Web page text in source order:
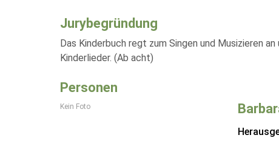
Jurybegründung
Das Kinderbuch regt zum Singen und Musizieren
Kinderlieder. (Ab acht)
Personen
Kein Foto